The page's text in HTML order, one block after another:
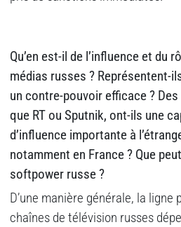
Qu’en est-il de l’influence et du
médias russes ? Représentent-
un contre-pouvoir efficace ?
que RT ou Sputnik, ont-ils une
d’influence importante à
notamment en France ? Que
softpower russe ?
D’une manière générale, la ligne
chaînes de télévision russes